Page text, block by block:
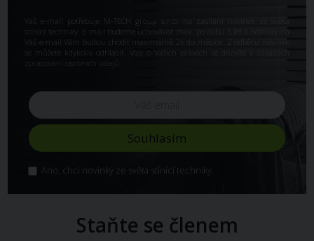
Váš e-mail potřebuje M-TECH group s.r.o. na zasílání novinek ze světa
stínící techniky. E-mail budeme uchovávat max. po dobu 5 let a novinky na
Váš e-mail Vám budou chodit maximálně 2x do měsíce. Z odběru novinek
se můžete kdykoliv odhlásit. Více o Vašich právech se dozvíte v
zásadách
zpracování osobních údajů
Ano, chci novinky ze světa stínící techniky.
Staňte se členem